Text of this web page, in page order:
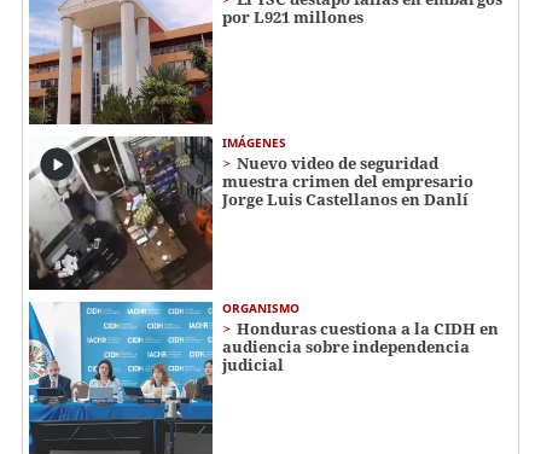
por L921 millones
IMÁGENES
Nuevo video de seguridad
muestra crimen del empresario
Jorge Luis Castellanos en Danlí
ORGANISMO
Honduras cuestiona a la CIDH en
audiencia sobre independencia
judicial